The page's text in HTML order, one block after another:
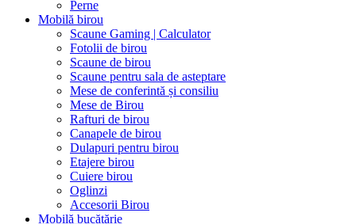
Perne
Mobilă birou
Scaune Gaming | Calculator
Fotolii de birou
Scaune de birou
Scaune pentru sala de asteptare
Mese de conferintă și consiliu
Mese de Birou
Rafturi de birou
Canapele de birou
Dulapuri pentru birou
Etajere birou
Cuiere birou
Oglinzi
Accesorii Birou
Mobilă bucătărie